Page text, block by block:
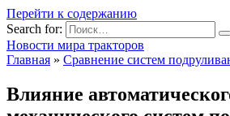
Перейти к содержанию
Search for:
Новости мира тракторов
Главная » Сравнение систем
Влияние